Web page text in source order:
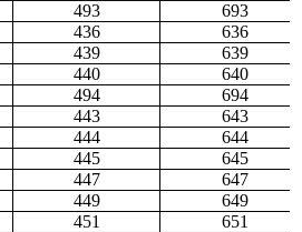
493
693
436
636
439
639
440
640
494
694
443
643
444
644
445
645
447
647
449
649
451
651